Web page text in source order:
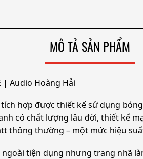
MÔ TẢ SẢN PHẨM
| Audio Hoàng Hải
hợp được thiết kế sử dụng
có chất lượng lâu đời, thiết kế
thông thường – một mức hiệu
tiện dụng nhưng trang nhã